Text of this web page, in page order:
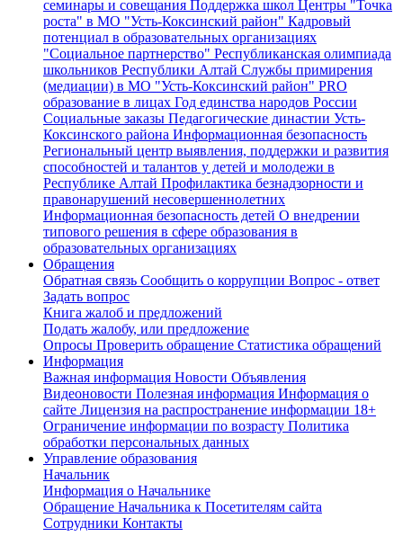
семинары и совещания Поддержка школ Центры "Точка
роста" в МО "Усть-Коксинский район" Кадровый
потенциал в образовательных организациях
"Социальное партнерство" Республиканская олимпиада
школьников Республики Алтай Службы примирения
(медиации) в МО "Усть-Коксинский район" PRO
образование в лицах Год единства народов России
Социальные заказы Педагогические династии Усть-
Коксинского района Информационная безопасность
Региональный центр выявления, поддержки и развития
способностей и талантов у детей и молодежи в
Республике Алтай Профилактика безнадзорности и
правонарушений несовершеннолетних
Информационная безопасность детей О внедрении
типового решения в сфере образования в
образовательных организациях
Обращения
Обратная связь Сообщить о коррупции Вопрос - ответ
Задать вопрос
Книга жалоб и предложений
Подать жалобу, или предложение
Опросы Проверить обращение Статистика обращений
Информация
Важная информация Новости Объявления
Видеоновости Полезная информация Информация о
сайте Лицензия на распространение информации 18+
Ограничение информации по возрасту Политика
обработки персональных данных
Управление образования
Начальник
Информация о Начальнике
Обращение Начальника к Посетителям сайта
Сотрудники Контакты